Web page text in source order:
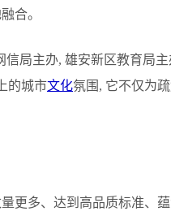
合。
局主办, 雄安新区教育局
的城市文化氛围, 它不仅为
更多、达到高品质标准、